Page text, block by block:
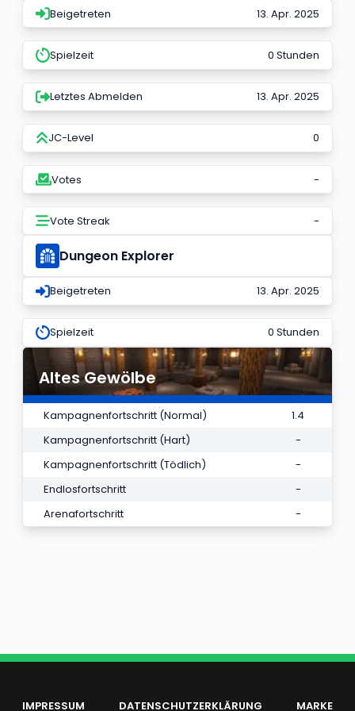
Beigetreten 13. Apr. 2025
Spielzeit 0 Stunden
Letztes Abmelden 13. Apr. 2025
JC-Level 0
Votes -
Vote Streak -
Dungeon Explorer
Beigetreten 13. Apr. 2025
Spielzeit 0 Stunden
Altes Gewölbe
Kampagnenfortschritt (Normal)
1.4
Kampagnenfortschritt (Hart)
-
Kampagnenfortschritt (Tödlich)
-
Endlosfortschritt
-
Arenafortschritt
-
IMPRESSUM DATENSCHUTZERKLÄRUNG MARKE